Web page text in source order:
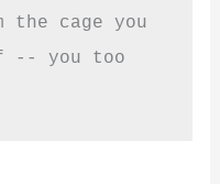
the cage you
-- you too